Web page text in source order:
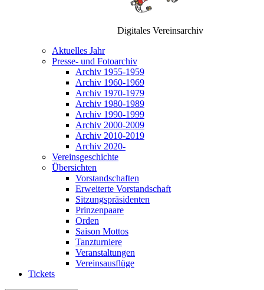
Digitales Vereinsarchiv
Aktuelles Jahr
Presse- und Fotoarchiv
Archiv 1955-1959
Archiv 1960-1969
Archiv 1970-1979
Archiv 1980-1989
Archiv 1990-1999
Archiv 2000-2009
Archiv 2010-2019
Archiv 2020-
Vereinsgeschichte
Übersichten
Vorstandschaften
Erweiterte Vorstandschaft
Sitzungspräsidenten
Prinzenpaare
Orden
Saison Mottos
Tanzturniere
Veranstaltungen
Vereinsausflüge
Tickets